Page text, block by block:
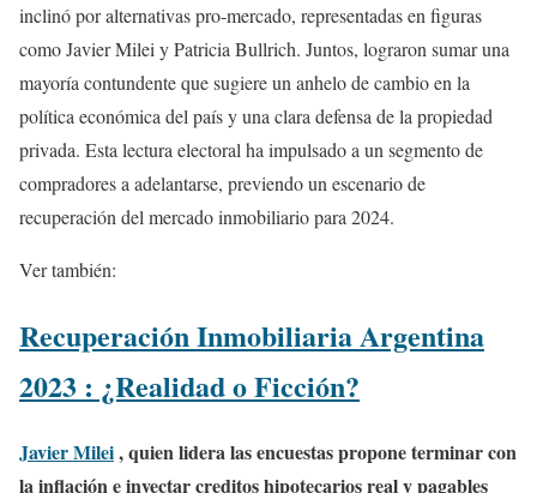
inclinó por alternativas pro-mercado, representadas en figuras
como Javier Milei y Patricia Bullrich. Juntos, lograron sumar una
mayoría contundente que sugiere un anhelo de cambio en la
política económica del país y una clara defensa de la propiedad
privada. Esta lectura electoral ha impulsado a un segmento de
compradores a adelantarse, previendo un escenario de
recuperación del mercado inmobiliario para 2024.
Ver también:
Recuperación Inmobiliaria Argentina
2023 : ¿Realidad o Ficción?
Javier Milei, quien lidera las encuestas propone terminar con
la inflación e inyectar creditos hipotecarios real y pagables